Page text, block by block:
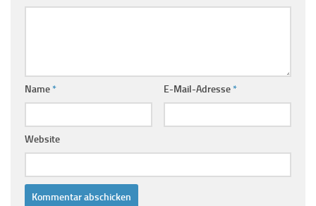
Name* E-Mail-Adresse*
Website